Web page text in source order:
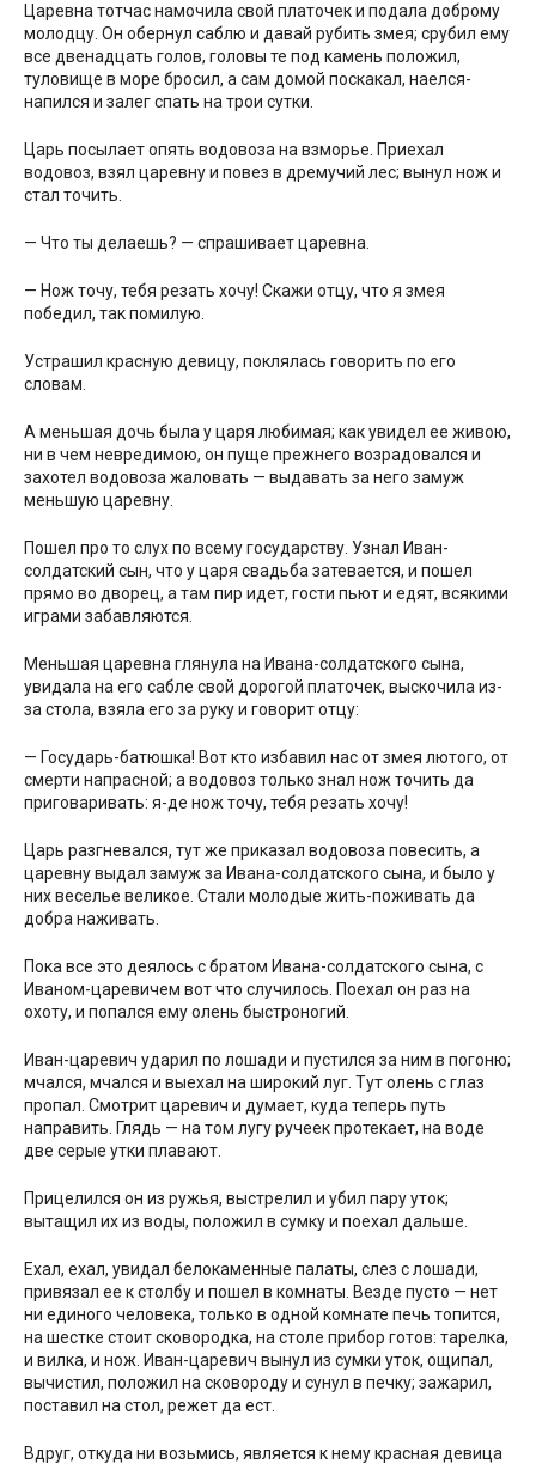
Царевна тотчас намочила свой платочек и подала доброму
молодцу. Он обернул саблю и давай рубить змея; срубил ему
все двенадцать голов, головы те под камень положил,
туловище в море бросил, а сам домой поскакал, наелся-
напился и залег спать на трои сутки.
Царь посылает опять водовоза на взморье. Приехал
водовоз, взял царевну и повез в дремучий лес; вынул нож и
стал точить.
— Что ты делаешь? — спрашивает царевна.
— Нож точу, тебя резать хочу! Скажи отцу, что я змея
победил, так помилую.
Устрашил красную девицу, поклялась говорить по его
словам.
А меньшая дочь была у царя любимая; как увидел ее живою,
ни в чем невредимою, он пуще прежнего возрадовался и
захотел водовоза жаловать — выдавать за него замуж
меньшую царевну.
Пошел про то слух по всему государству. Узнал Иван-
солдатский сын, что у царя свадьба затевается, и пошел
прямо во дворец, а там пир идет, гости пьют и едят, всякими
играми забавляются.
Меньшая царевна глянула на Ивана-солдатского сына,
увидала на его сабле свой дорогой платочек, выскочила из-
за стола, взяла его за руку и говорит отцу:
— Государь-батюшка! Вот кто избавил нас от змея лютого, от
смерти напрасной; а водовоз только знал нож точить да
приговаривать: я-де нож точу, тебя резать хочу!
Царь разгневался, тут же приказал водовоза повесить, а
царевну выдал замуж за Ивана-солдатского сына, и было у
них веселье великое. Стали молодые жить-поживать да
добра наживать.
Пока все это деялось с братом Ивана-солдатского сына, с
Иваном-царевичем вот что случилось. Поехал он раз на
охоту, и попался ему олень быстроногий.
Иван-царевич ударил по лошади и пустился за ним в погоню;
мчался, мчался и выехал на широкий луг. Тут олень с глаз
пропал. Смотрит царевич и думает, куда теперь путь
направить. Глядь — на том лугу ручеек протекает, на воде
две серые утки плавают.
Прицелился он из ружья, выстрелил и убил пару уток;
вытащил их из воды, положил в сумку и поехал дальше.
Ехал, ехал, увидал белокаменные палаты, слез с лошади,
привязал ее к столбу и пошел в комнаты. Везде пусто — нет
ни единого человека, только в одной комнате печь топится,
на шестке стоит сковородка, на столе прибор готов: тарелка,
и вилка, и нож. Иван-царевич вынул из сумки уток, ощипал,
вычистил, положил на сковороду и сунул в печку; зажарил,
поставил на стол, режет да ест.
Вдруг, откуда ни возьмись, является к нему красная девица